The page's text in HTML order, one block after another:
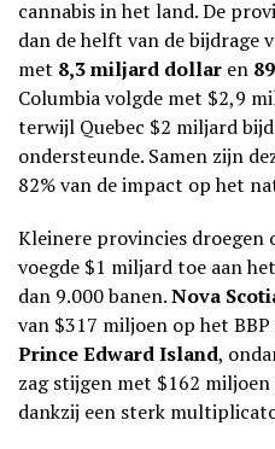
cannabis in het land. De
dan de helft van de bijdrage
met 8,3 miljard dollar en
Columbia volgde met $2,9
terwijl Quebec $2 miljard
ondersteunde. Samen zijn
82% van de impact op het
Kleinere provincies droegen
voegde $1 miljard toe aan
dan 9.000 banen.Nova
van $317 miljoen op het
Prince Edward Island,
zag stijgen met $162
dankzij een sterk